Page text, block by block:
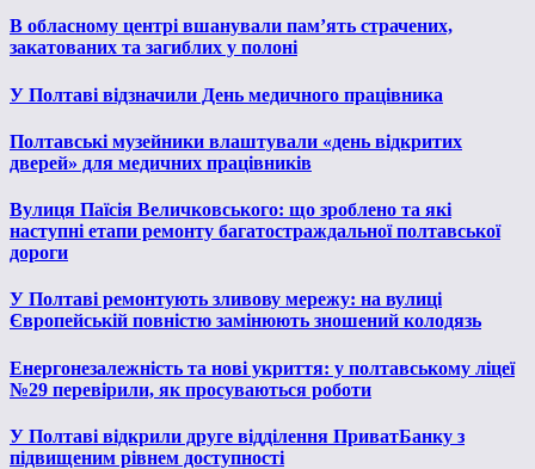
В обласному центрі вшанували пам’ять страчених,
закатованих та загиблих у полоні
У Полтаві відзначили День медичного працівника
Полтавські музейники влаштували «день відкритих
дверей» для медичних працівників
Вулиця Паїсія Величковського: що зроблено та які
наступні етапи ремонту багатостраждальної полтавської
дороги
У Полтаві ремонтують зливову мережу: на вулиці
Європейській повністю замінюють зношений колодязь
Енергонезалежність та нові укриття: у полтавському ліцеї
№29 перевірили, як просуваються роботи
У Полтаві відкрили друге відділення ПриватБанку з
підвищеним рівнем доступності